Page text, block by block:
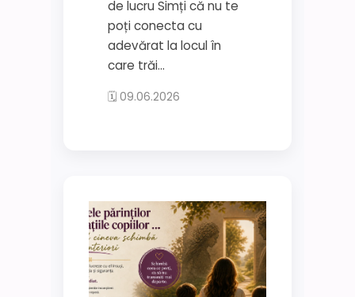
de lucru Simți că nu te
poți conecta cu
adevărat la locul în
care trăi...
🗓 09.06.2026